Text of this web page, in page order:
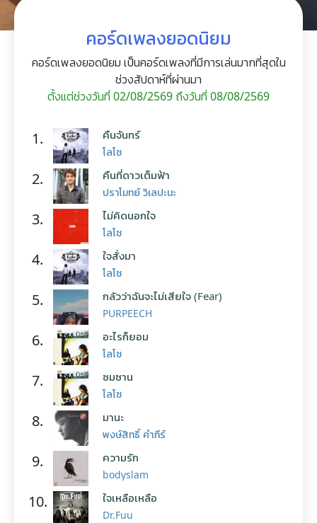
คอร์ดเพลงยอดนิยม
คอร์ดเพลงยอดนิยม เป็นคอร์ดเพลงที่มีการเล่นมากที่สุดใน
ช่วงสัปดาห์ที่ผ่านมา
ตั้งแต่ช่วงวันที่ 02/08/2569 ถึงวันที่ 08/08/2569
1. คืนจันทร์
โลโซ
2. คืนที่ดาวเต็มฟ้า
ปราโมทย์ วิเลปะนะ
3. ไม่คิดนอกใจ
โลโซ
4. ใจสั่งมา
โลโซ
5. กลัวว่าฉันจะไม่เสียใจ (Fear)
PURPEECH
6. อะไรก็ยอม
โลโซ
7. ซมซาน
โลโซ
8. มานะ
พงษ์สิทธิ์ คำภีร์
9. ความรัก
bodyslam
10. ใจเหลือเหลือ
Dr.Fuu